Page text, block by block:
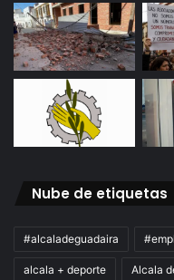
Nube de etiquetas
#alcaladeguadaira
alcala + deporte Alcala